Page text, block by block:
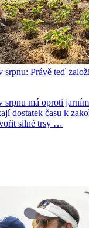
Právě teď
srpnu má oproti
dostatek času k
silné trsy …